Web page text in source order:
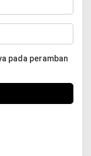
pada peramban